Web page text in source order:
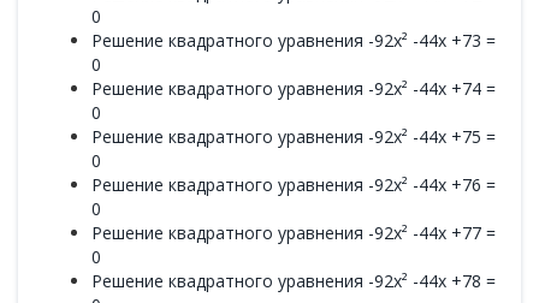
0
Решение квадратного уравнения -92x² -44x +73 =
0
Решение квадратного уравнения -92x² -44x +74 =
0
Решение квадратного уравнения -92x² -44x +75 =
0
Решение квадратного уравнения -92x² -44x +76 =
0
Решение квадратного уравнения -92x² -44x +77 =
0
Решение квадратного уравнения -92x² -44x +78 =